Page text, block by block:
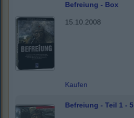
Befreiung - Box
15.10.2008
Kaufen
Befreiung - Teil 1 - 5